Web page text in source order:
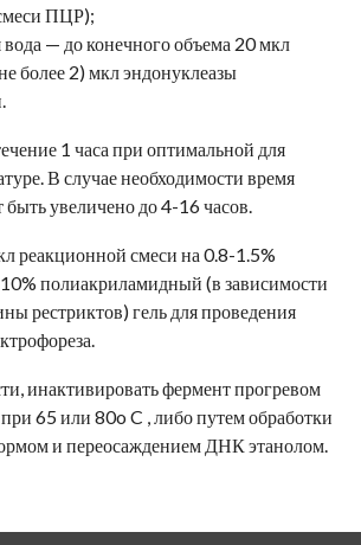
ПЦР);
— до конечного объема 20 мкл
более 2) мкл эндонуклеазы
1 часа при оптимальной для
В случае необходимости время
увеличено до 4-16 часов.
реакционной смеси на 0.8-1.5%
полиакриламидный (в зависимости
рестриктов) гель для проведения
инактивировать фермент прогревом
65 или 80o C , либо путем обработки
и переосаждением ДНК этанолом.